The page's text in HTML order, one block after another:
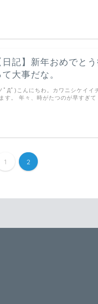
日記】新年おめでと
て大事だな。
ﾟДﾟ)こんにちわ。カワニシケイイ
す。 年々、時がたつのが早すぎ
1 2